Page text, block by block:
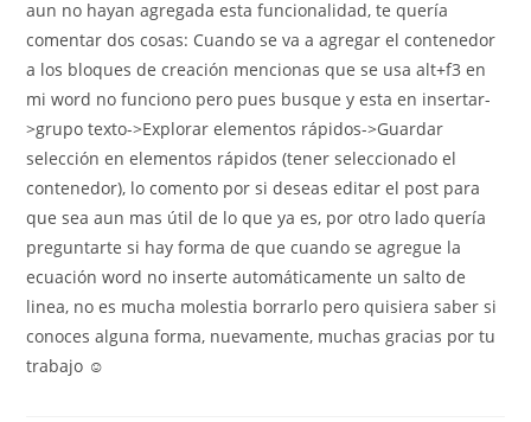
aun no hayan agregada esta funcionalidad, te quería
comentar dos cosas: Cuando se va a agregar el contenedor
a los bloques de creación mencionas que se usa alt+f3 en
mi word no funciono pero pues busque y esta en insertar-
>grupo texto->Explorar elementos rápidos->Guardar
selección en elementos rápidos (tener seleccionado el
contenedor), lo comento por si deseas editar el post para
que sea aun mas útil de lo que ya es, por otro lado quería
preguntarte si hay forma de que cuando se agregue la
ecuación word no inserte automáticamente un salto de
linea, no es mucha molestia borrarlo pero quisiera saber si
conoces alguna forma, nuevamente, muchas gracias por tu
trabajo ☺